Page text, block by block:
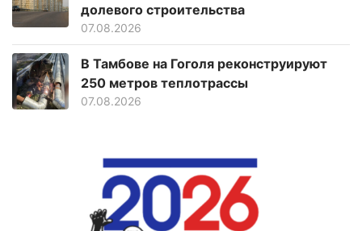
долевого строительства
07.08.2026
В Тамбове на Гоголя реконструируют
250 метров теплотрассы
07.08.2026